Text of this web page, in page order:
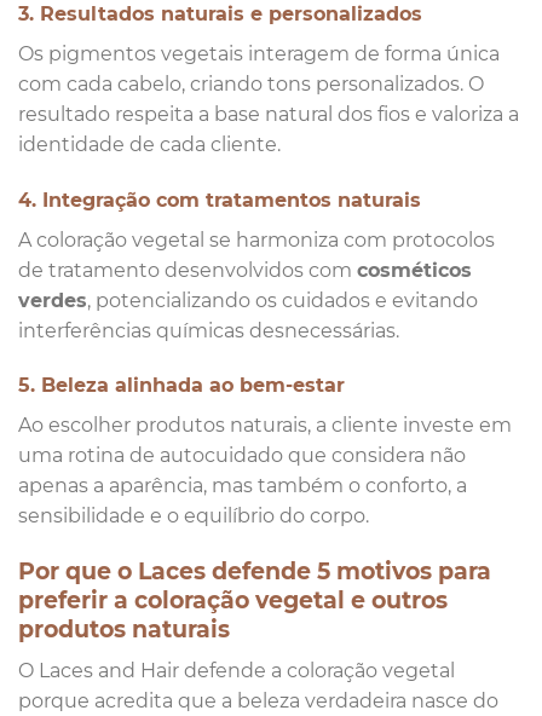
3. Resultados naturais e personalizados
Os pigmentos vegetais interagem de forma única
com cada cabelo, criando tons personalizados. O
resultado respeita a base natural dos fios e valoriza a
identidade de cada cliente.
4. Integração com tratamentos naturais
A coloração vegetal se harmoniza com protocolos
de tratamento desenvolvidos com cosméticos
verdes, potencializando os cuidados e evitando
interferências químicas desnecessárias.
5. Beleza alinhada ao bem-estar
Ao escolher produtos naturais, a cliente investe em
uma rotina de autocuidado que considera não
apenas a aparência, mas também o conforto, a
sensibilidade e o equilíbrio do corpo.
Por que o Laces defende 5 motivos para
preferir a coloração vegetal e outros
produtos naturais
O Laces and Hair defende a coloração vegetal
porque acredita que a beleza verdadeira nasce do